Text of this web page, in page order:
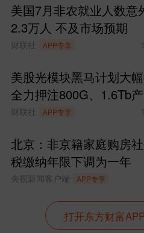
美国7月非农就业人数意
2.3万人 不及市场预期
财联社 APP专享
美股光模块黑马计划大
全力押注800G、1.6Tb
财联社 APP专享
北京：非京籍家庭购房
税缴纳年限下调为一年
央视新闻客户端 APP专享
打开东方财富